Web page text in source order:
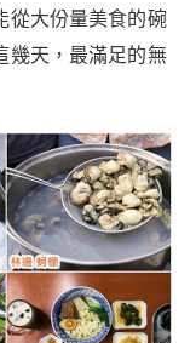
從大份量美食的碗
幾天，最滿足的無